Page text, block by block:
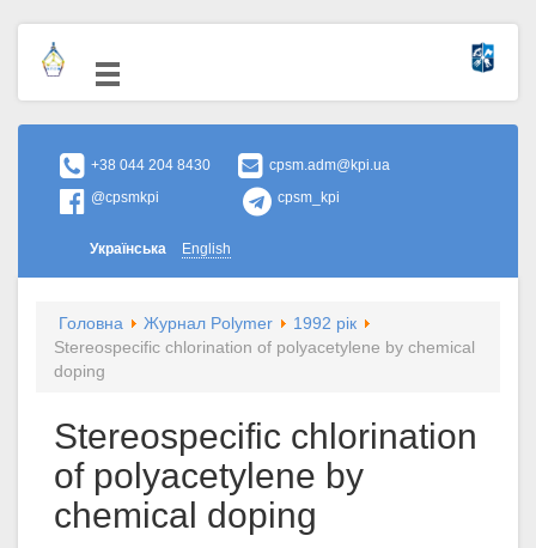
+38 044 204 8430
cpsm.adm@kpi.ua
@cpsmkpi
cpsm_kpi
Українська English
Головна Журнал Polymer
1992 рік
Stereospecific chlorination of polyacetylene by chemical
doping
Stereospecific chlorination
of polyacetylene by
chemical doping